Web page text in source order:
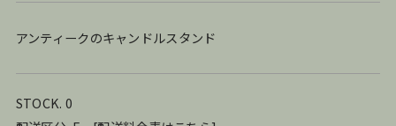
アンティークのキャンドルスタンド
STOCK. 0